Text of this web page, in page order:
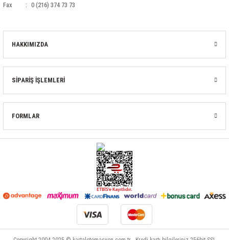
Fax
0 (216) 374 73 73
HAKKIMIZDA
SİPARİŞ İŞLEMLERİ
FORMLAR